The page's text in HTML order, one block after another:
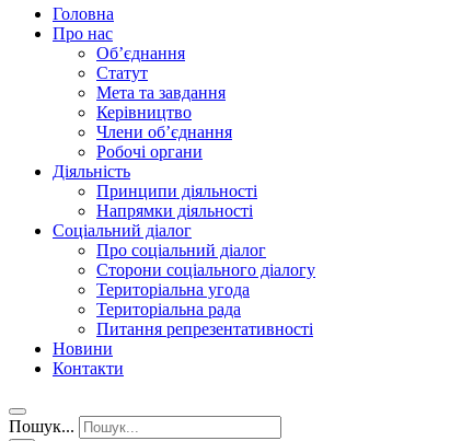
Головна
Про нас
Об’єднання
Статут
Мета та завдання
Керівництво
Члени об’єднання
Робочі органи
Діяльність
Принципи діяльності
Напрямки діяльності
Соціальний діалог
Про соціальний діалог
Сторони соціального діалогу
Територіальна угода
Територіальна рада
Питання репрезентативності
Новини
Контакти
Пошук...